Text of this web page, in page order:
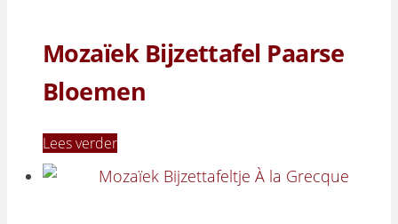
Mozaïek Bijzettafel Paarse
Bloemen
Lees verder